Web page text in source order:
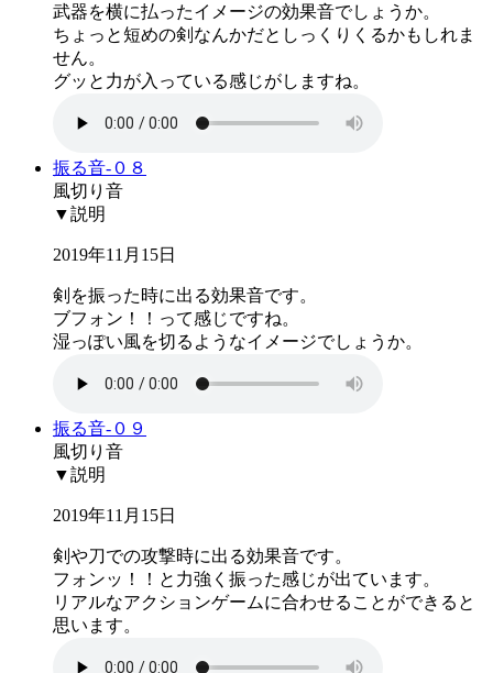
武器を横に払ったイメージの効果音でしょうか。
ちょっと短めの剣なんかだとしっくりくるかもしれま
せん。
グッと力が入っている感じがしますね。
振る音-０８
風切り音
▼説明
2019年11月15日
剣を振った時に出る効果音です。
ブフォン！！って感じですね。
湿っぽい風を切るようなイメージでしょうか。
振る音-０９
風切り音
▼説明
2019年11月15日
剣や刀での攻撃時に出る効果音です。
フォンッ！！と力強く振った感じが出ています。
リアルなアクションゲームに合わせることができると
思います。